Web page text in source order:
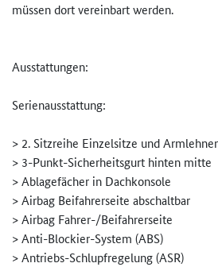
müssen dort vereinbart werden.
Ausstattungen:
Serienausstattung:
> 2. Sitzreihe Einzelsitze und
> 3-Punkt-Sicherheitsgurt hinten mitte
> Ablagefächer in Dachkonsole
> Airbag Beifahrerseite abschaltbar
> Airbag Fahrer-/Beifahrerseite
> Anti-Blockier-System (ABS)
> Antriebs-Schlupfregelung (ASR)